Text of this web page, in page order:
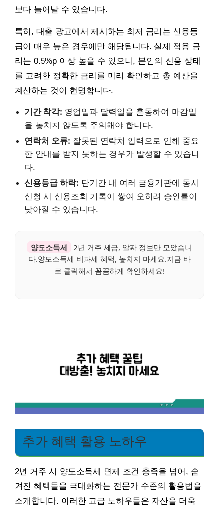
보다 늘어날 수 있습니다.
특히, 대출 광고에서 제시하는 최저 금리는 신용등
급이 매우 높은 경우에만 해당됩니다. 실제 적용 금
리는 0.5%p 이상 높을 수 있으니, 본인의 신용 상태
를 고려한 정확한 금리를 미리 확인하고 총 예산을
계산하는 것이 현명합니다.
기간 착각: 영업일과 달력일을 혼동하여 마감일
을 놓치지 않도록 주의해야 합니다.
연락처 오류: 잘못된 연락처 입력으로 인해 중요
한 안내를 받지 못하는 경우가 발생할 수 있습니
다.
신용등급 하락: 단기간 내 여러 금융기관에 동시
신청 시 신용조회 기록이 쌓여 오히려 승인률이
낮아질 수 있습니다.
양도소득세
2년 거주 세금, 알짜 정보만 모았습니
다.양도소득세 비과세 혜택, 놓치지 마세요.지금 바
로 클릭해서 꼼꼼하게 확인하세요!
추가 혜택 활용 노하우
2년 거주 시 양도소득세 면제 조건 충족을 넘어, 숨
겨진 혜택들을 극대화하는 전문가 수준의 활용법을
소개합니다. 이러한 고급 노하우들은 자산을 더욱